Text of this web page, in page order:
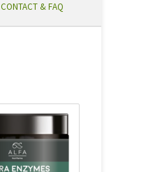
CONTACT & FAQ